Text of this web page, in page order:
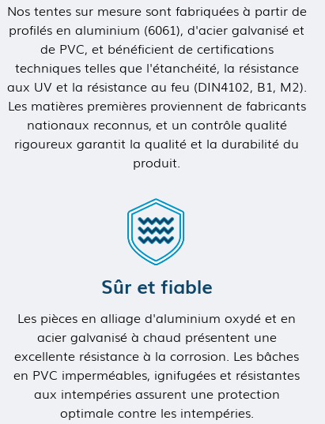
Nos tentes sur mesure sont fabriquées à partir de
profilés en aluminium (6061), d'acier galvanisé et
de PVC, et bénéficient de certifications
techniques telles que l'étanchéité, la résistance
aux UV et la résistance au feu (DIN4102, B1, M2).
Les matières premières proviennent de fabricants
nationaux reconnus, et un contrôle qualité
rigoureux garantit la qualité et la durabilité du
produit.
Sûr et fiable
Les pièces en alliage d'aluminium oxydé et en
acier galvanisé à chaud présentent une
excellente résistance à la corrosion. Les bâches
en PVC imperméables, ignifugées et résistantes
aux intempéries assurent une protection
optimale contre les intempéries.